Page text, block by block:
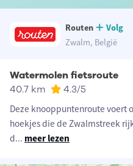
Routen
Volg
Zwalm, België
Watermolen fietsroute
40.7 km 4.3/5
Deze knooppuntenroute voert
hoekjes die de Zwalmstreek
d... meer lezen